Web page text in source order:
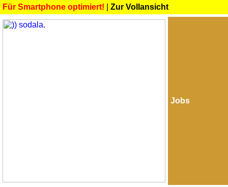
Für Smartphone optimiert! Zur Vollansicht
Jobs